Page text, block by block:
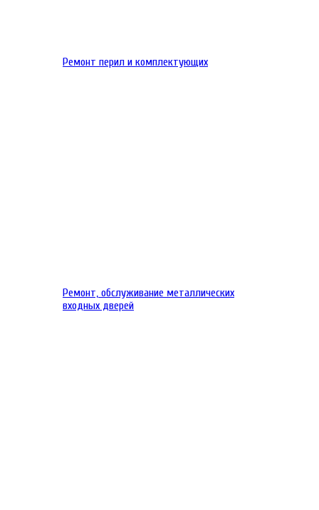
Ремонт перил и комплектующих
Ремонт, обслуживание металлических
входных дверей